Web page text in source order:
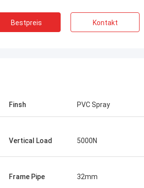
mehr über die
ich glaube an die
Bestpreis Kontakt
Finsh PVC Spray
Vertical Load 5000N
Frame Pipe 32mm